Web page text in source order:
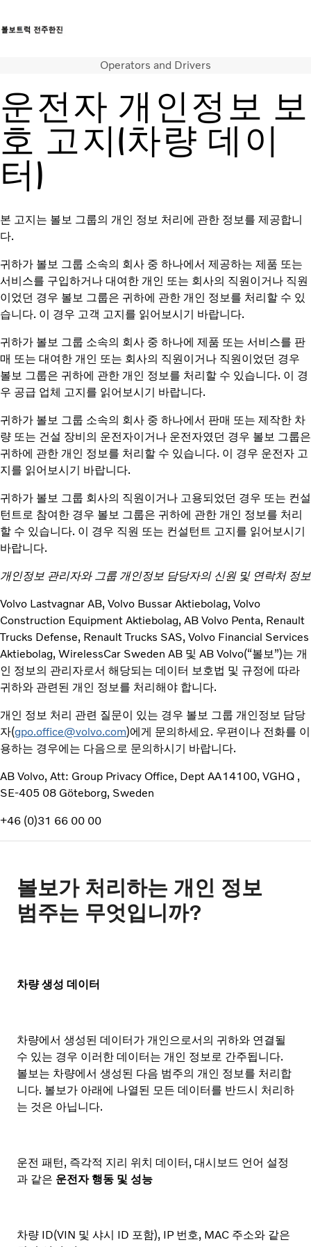
서비스
뉴스
연락처
Operators and Drivers
운전자 개인정보 보
호 고지(차량 데이
터)
본 고지는 볼보 그룹의 개인 정보 처리에 관한 정보를 제공합니
다.
귀하가 볼보 그룹 소속의 회사 중 하나에서 제공하는 제품 또는
서비스를 구입하거나 대여한 개인 또는 회사의 직원이거나 직원
이었던 경우 볼보 그룹은 귀하에 관한 개인 정보를 처리할 수 있
습니다. 이 경우 고객 고지를 읽어보시기 바랍니다.
귀하가 볼보 그룹 소속의 회사 중 하나에 제품 또는 서비스를 판
매 또는 대여한 개인 또는 회사의 직원이거나 직원이었던 경우
볼보 그룹은 귀하에 관한 개인 정보를 처리할 수 있습니다. 이 경
우 공급 업체 고지를 읽어보시기 바랍니다.
귀하가 볼보 그룹 소속의 회사 중 하나에서 판매 또는 제작한 차
량 또는 건설 장비의 운전자이거나 운전자였던 경우 볼보 그룹은
귀하에 관한 개인 정보를 처리할 수 있습니다. 이 경우 운전자 고
지를 읽어보시기 바랍니다.
귀하가 볼보 그룹 회사의 직원이거나 고용되었던 경우 또는 컨설
턴트로 참여한 경우 볼보 그룹은 귀하에 관한 개인 정보를 처리
할 수 있습니다. 이 경우 직원 또는 컨설턴트 고지를 읽어보시기
바랍니다.
개인정보 관리자와 그룹 개인정보 담당자의 신원 및 연락처 정보
Volvo Lastvagnar AB, Volvo Bussar Aktiebolag, Volvo
Construction Equipment Aktiebolag, AB Volvo Penta, Renault
Trucks Defense, Renault Trucks SAS, Volvo Financial Services
Aktiebolag, WirelessCar Sweden AB 및 AB Volvo(“볼보”)는 개
인 정보의 관리자로서 해당되는 데이터 보호법 및 규정에 따라
귀하와 관련된 개인 정보를 처리해야 합니다.
개인 정보 처리 관련 질문이 있는 경우 볼보 그룹 개인정보 담당
자(gpo.office@volvo.com)에게 문의하세요. 우편이나 전화를 이
용하는 경우에는 다음으로 문의하시기 바랍니다.
AB Volvo, Att: Group Privacy Office, Dept AA14100, VGHQ ,
SE-405 08 Göteborg, Sweden
+46 (0)31 66 00 00
볼보가 처리하는 개인 정보
범주는 무엇입니까?
차량 생성 데이터
차량에서 생성된 데이터가 개인으로서의 귀하와 연결될
수 있는 경우 이러한 데이터는 개인 정보로 간주됩니다.
볼보는 차량에서 생성된 다음 범주의 개인 정보를 처리합
니다. 볼보가 아래에 나열된 모든 데이터를 반드시 처리하
는 것은 아닙니다.
운전 패턴, 즉각적 지리 위치 데이터, 대시보드 언어 설정
과 같은 운전자 행동 및 성능
차량 ID(VIN 및 샤시 ID 포함), IP 번호, MAC 주소와 같은